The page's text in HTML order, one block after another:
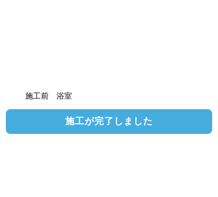
施工前 浴室
施工が完了しました